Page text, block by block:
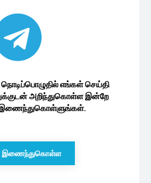
எங்கள் செய்தி
அறிந்துகொள்ள இன்றே
இணைந்துகொள்ளுங்கள்.
இணைந்துகொள்ள